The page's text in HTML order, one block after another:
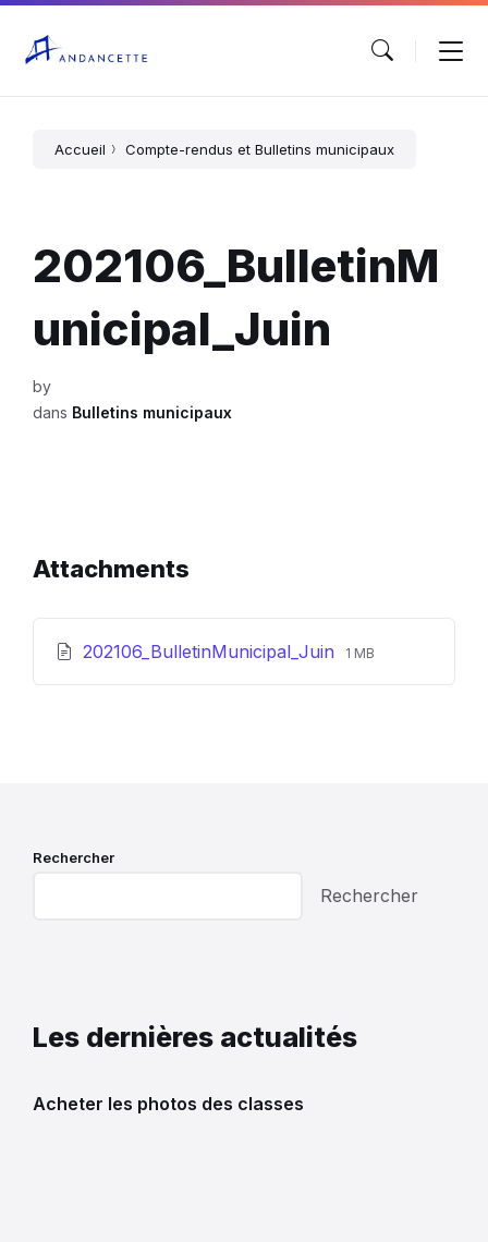
Accueil Compte-rendus et Bulletins municipaux
202106_BulletinM
unicipal_Juin
by
dans Bulletins municipaux
Attachments
202106_BulletinMunicipal_Juin File
File
1 MB
Rechercher
Rechercher
Les dernières actualités
Acheter les photos des classes